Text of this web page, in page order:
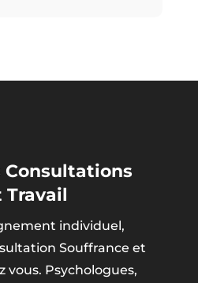
Consultations
Travail
individuel,
Souffrance et
vous. Psychologues,